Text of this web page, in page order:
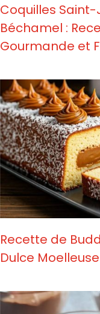
Coquilles
Béchamel :
Gourmande et
Recette de
Dulce